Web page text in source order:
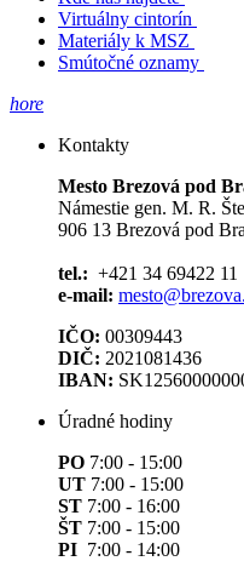
Virtuálny cintorín
Materiály k MSZ
Smútočné oznamy
hore
Kontakty
Mesto Brezová pod
Námestie gen. M. R.
906 13 Brezová pod
tel.: +421 34 69422 11
e-mail:
IČO: 00309443
DIČ: 2021081436
IBAN:
Úradné hodiny
PO 7:00 - 15:00
UT 7:00 - 15:00
ST 7:00 - 16:00
ŠT 7:00 - 15:00
PI 7:00 - 14:00